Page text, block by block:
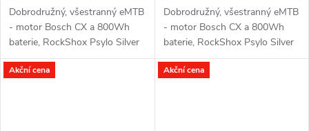
Dobrodružný, všestranný eMTB
- motor Bosch CX a 800Wh
baterie, RockShox Psylo Silver
RC, Shimano CUES U6000
Dobrodružný, všestranný eMTB
- motor Bosch CX a 800Wh
baterie, RockShox Psylo Silver
RC, Shimano CUES U6000
Akční cena Akční cena